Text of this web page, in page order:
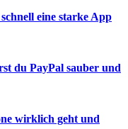
eine starke App
du PayPal sauber und
wirklich geht und